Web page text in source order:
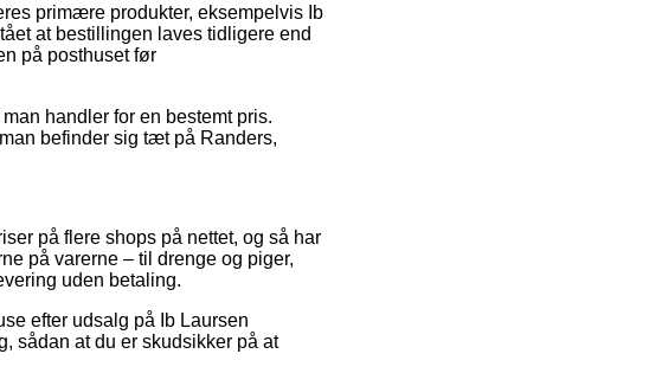
primære produkter, eksempelvis Ib
at bestillingen laves tidligere end
på posthuset før
handler for en bestemt pris.
befinder sig tæt på Randers,
på flere shops på nettet, og så har
på varerne – til drenge og piger,
uden betaling.
efter udsalg på Ib Laursen
sådan at du er skudsikker på at